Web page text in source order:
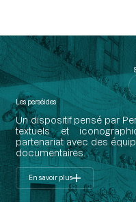
Les perséides
Un dispositif pensé par
textuels et
partenariat avec des
documentaires.
En savoir plus